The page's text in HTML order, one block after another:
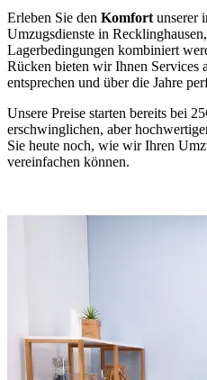
Erleben Sie den Komfort unserer
Umzugsdienste in
Lagerbedingungen kombiniert
Rücken bieten wir Ihnen Services
entsprechen und über die Jahre
Unsere Preise starten bereits bei
erschwinglichen, aber
Sie heute noch, wie wir Ihren
vereinfachen können.